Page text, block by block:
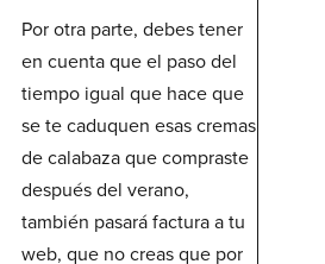
Por otra parte, debes tener
en cuenta que el paso del
tiempo igual que hace que
se te caduquen esas cremas
de calabaza que compraste
después del verano,
también pasará factura a tu
web, que no creas que por